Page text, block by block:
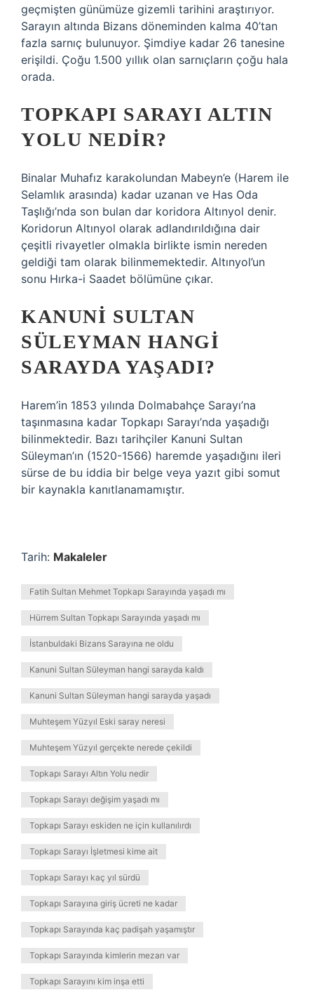
geçmişten günümüze gizemli tarihini araştırıyor.
Sarayın altında Bizans döneminden kalma 40’tan
fazla sarnıç bulunuyor. Şimdiye kadar 26 tanesine
erişildi. Çoğu 1.500 yıllık olan sarnıçların çoğu hala
orada.
TOPKAPI SARAYI ALTIN
YOLU NEDIR?
Binalar Muhafız karakolundan Mabeyn’e (Harem ile
Selamlık arasında) kadar uzanan ve Has Oda
Taşlığı’nda son bulan dar koridora Altınyol denir.
Koridorun Altınyol olarak adlandırıldığına dair
çeşitli rivayetler olmakla birlikte ismin nereden
geldiği tam olarak bilinmemektedir. Altınyol’un
sonu Hırka-i Saadet bölümüne çıkar.
KANUNI SULTAN
SÜLEYMAN HANGI
SARAYDA YAŞADI?
Harem’in 1853 yılında Dolmabahçe Sarayı’na
taşınmasına kadar Topkapı Sarayı’nda yaşadığı
bilinmektedir. Bazı tarihçiler Kanuni Sultan
Süleyman’ın (1520-1566) haremde yaşadığını ileri
sürse de bu iddia bir belge veya yazıt gibi somut
bir kaynakla kanıtlanamamıştır.
Tarih: Makaleler
Fatih Sultan Mehmet Topkapı Sarayında yaşadı mı
Hürrem Sultan Topkapı Sarayında yaşadı mı
İstanbuldaki Bizans Sarayına ne oldu
Kanuni Sultan Süleyman hangi sarayda kaldı
Kanuni Sultan Süleyman hangi sarayda yaşadı
Muhteşem Yüzyıl Eski saray neresi
Muhteşem Yüzyıl gerçekte nerede çekildi
Topkapı Sarayı Altın Yolu nedir
Topkapı Sarayı değişim yaşadı mı
Topkapı Sarayı eskiden ne için kullanılırdı
Topkapı Sarayı İşletmesi kime ait
Topkapı Sarayı kaç yıl sürdü
Topkapı Sarayına giriş ücreti ne kadar
Topkapı Sarayında kaç padişah yaşamıştır
Topkapı Sarayında kimlerin mezarı var
Topkapı Sarayını kim inşa etti